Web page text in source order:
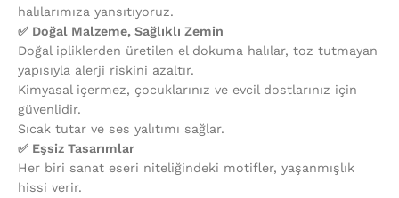
halılarımıza yansıtıyoruz.
✅ Doğal Malzeme, Sağlıklı Zemin
Doğal ipliklerden üretilen el dokuma halılar, toz tutmayan
yapısıyla alerji riskini azaltır.
Kimyasal içermez, çocuklarınız ve evcil dostlarınız için
güvenlidir.
Sıcak tutar ve ses yalıtımı sağlar.
✅ Eşsiz Tasarımlar
Her biri sanat eseri niteliğindeki motifler, yaşanmışlık
hissi verir.